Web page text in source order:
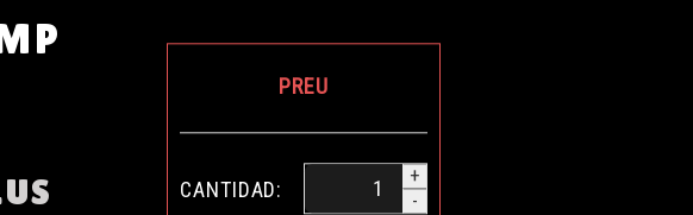
PREU
CANTIDAD:
+
-